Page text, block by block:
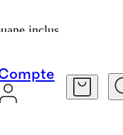
inclus.